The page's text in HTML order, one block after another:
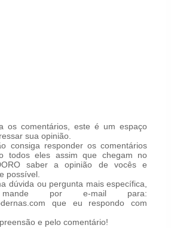
os comentários, este é um espaço
sua opinião.
consiga responder os comentários
todos eles assim que chegam no
saber a opinião de vocês e
possível.
dúvida ou pergunta mais específica,
por e-mail para:
que eu respondo com
e pelo comentário!